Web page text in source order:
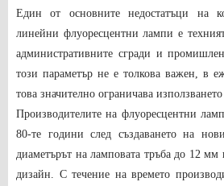
Един от основните недостатъци на
линейни флуоресцентни лампи е
административните сгради и
този параметър не е толкова важен, в
това значително ограничава
Производителите на флуоресцентни
80-те години след създаването на
диаметърът на ламповата тръба до 12
дизайн. С течение на времето